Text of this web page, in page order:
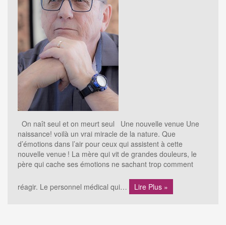
On naît seul et on meurt seul Une nouvelle venue Une
naissance! voilà un vrai miracle de la nature. Que
d’émotions dans l’air pour ceux qui assistent à cette
nouvelle venue ! La mère qui vit de grandes douleurs, le
père qui cache ses émotions ne sachant trop comment
réagir. Le personnel médical qui… Lire Plus »